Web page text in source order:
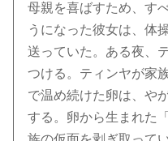
母親を喜ばすため、す
うになった彼女は、体
送っていた。ある夜、
つける。ティンヤが家
で温め続けた卵は、や
する。卵から生まれた